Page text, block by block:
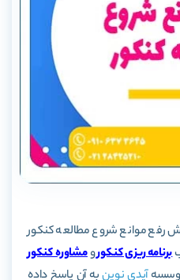
موانع شروع مطالعه کنکور
برنامه ریزی کنکورومشاوره کنکور
آیدی نوینبه آن پاسخ داده